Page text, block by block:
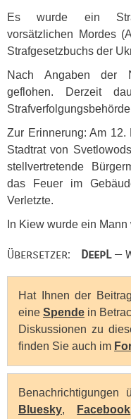
Es wurde ein
vorsätzlichen Mordes
Strafgesetzbuchs der
Nach Angaben der
geflohen. Derzeit
Zur Erinnerung: Am
Stadtrat von
stellvertretende
das Feuer im
Verletzte.
In Kiew wurde ein
Übersetzer: DeepL—
Hat Ihnen der
eine Spende in
Diskussionen zu
finden Sie auch im
Bluesky, Facebook